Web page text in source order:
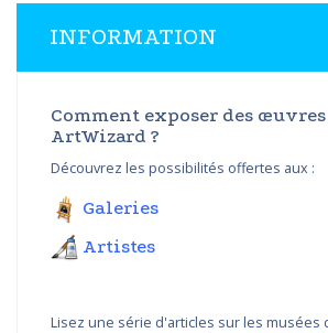
INFORMATION
Comment exposer des
ArtWizard ?
Découvrez les possibilités offertes aux :
Galeries
Artistes
Lisez une série d'articles sur les musées